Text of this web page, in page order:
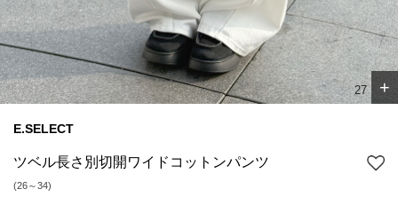
37 +
E.SELECT
ツベル長さ別切開ワイドコットンパンツ
(26～34)